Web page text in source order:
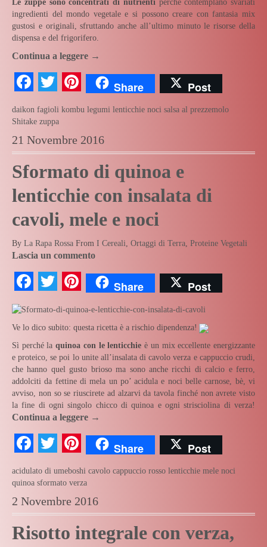
Le zuppe sono concentrati di nutrientiperché contemplano svariati
ingredienti del mondo vegetale e si possono creare con fantasia mix
gustosi e originali, sfruttando anche all’ultimo minuto le risorse della
dispensa e del frigorifero.
Continua a leggere →
Facebook
TwitterPinterest
Share Post
daikon fagioli kombu legumi lenticchie noci salsa al prezzemolo
Shitake zuppa
21 Novembre 2016
Sformato di quinoa e
lenticchie con insalata di
cavoli, mele e noci
By La Rapa Rossa From I Cereali, Ortaggi di Terra, Proteine Vegetali
Lascia un commento
Facebook
TwitterPinterest
Share Post
Ve lo dico subito: questa ricetta è a rischio dipendenza!
Sì perché laquinoa con le lenticchie è un mix eccellente energizzante
e proteico, se poi lo unite all’insalata di cavolo verza e cappuccio crudi,
che hanno quel gusto brioso ma sono anche ricchi di calcio e ferro,
addolciti da fettine di mela un po’ acidula e noci belle carnose, bè, vi
avviso, non so se riuscirete ad alzarvi da tavola finché non avrete visto
la fine di ogni singolo chicco di quinoa e ogni strisciolina di verza!
Continua a leggere →
Facebook
TwitterPinterest
Share Post
acidulato di umeboshi cavolo cappuccio rosso lenticchie mele noci
quinoa sformato verza
2 Novembre 2016
Risotto integrale con verza,